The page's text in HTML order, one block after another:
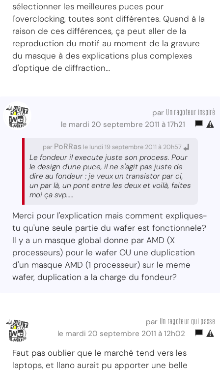
sélectionner les meilleures puces pour
l'overclocking, toutes sont différentes. Quand à la
raison de ces différences, ça peut aller de la
reproduction du motif au moment de la gravure
du masque à des explications plus complexes
d'optique de diffraction...
par Un ragoteur inspiré
le mardi 20 septembre 2011 à 17h21
par PoRRas le lundi 19 septembre 2011 à 20h57
Le fondeur il execute juste son process. Pour
le design d'une puce, il ne s'agit pas juste de
dire au fondeur : je veux un transistor par ci,
un par là, un pont entre les deux et voilà, faites
moi ça svp.....
Merci pour l'explication mais comment expliques-
tu qu'une seule partie du wafer est fonctionnele?
Il y a un masque global donne par AMD (X
processeurs) pour le wafer OU une duplication
d'un masque AMD (1 processeur) sur le meme
wafer, duplication a la charge du fondeur?
par Un ragoteur qui passe
le mardi 20 septembre 2011 à 12h02
Faut pas oublier que le marché tend vers les
laptops, et llano aurait pu apporter une belle